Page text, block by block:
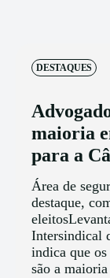
DESTAQUES
maioria
para a
Área de
destaque,
Intersindical
indica que
são a